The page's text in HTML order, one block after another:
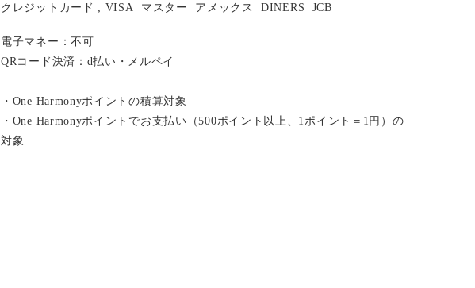
クレジットカード ; VISA マスター アメックス DINERS JCB
電子マネー：不可
QRコード決済：d払い・メルペイ
・One Harmonyポイントの積算対象
・One Harmonyポイントでお支払い（500ポイント以上、1ポイント＝1円）の
対象